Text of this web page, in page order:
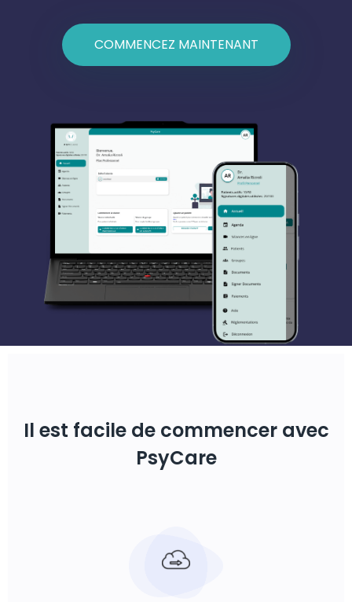
COMMENCEZ MAINTENANT
Il est facile de commencer avec
PsyCare